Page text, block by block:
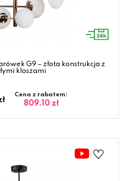
G9 – złota konstrukcja z
kloszami
Cena z rabatem:
809.10 zł